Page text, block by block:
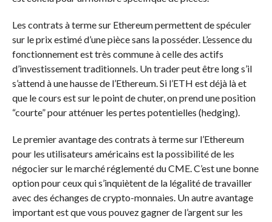
Les contrats à terme sur Ethereum permettent de spéculer
sur le prix estimé d’une pièce sans la posséder. L’essence du
fonctionnement est très commune à celle des actifs
d’investissement traditionnels. Un trader peut être long s’il
s’attend à une hausse de l’Ethereum. Si l’ETH est déjà là et
que le cours est sur le point de chuter, on prend une position
“courte” pour atténuer les pertes potentielles (hedging).
Le premier avantage des contrats à terme sur l’Ethereum
pour les utilisateurs américains est la possibilité de les
négocier sur le marché réglementé du CME. C’est une bonne
option pour ceux qui s’inquiètent de la légalité de travailler
avec des échanges de crypto-monnaies. Un autre avantage
important est que vous pouvez gagner de l’argent sur les